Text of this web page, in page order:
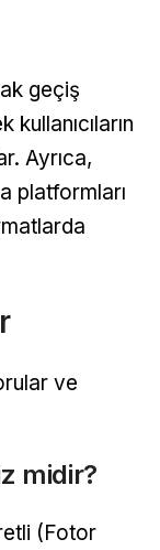
geçiş
Ayrıca,
platformları
ve
midir?
(Fotor